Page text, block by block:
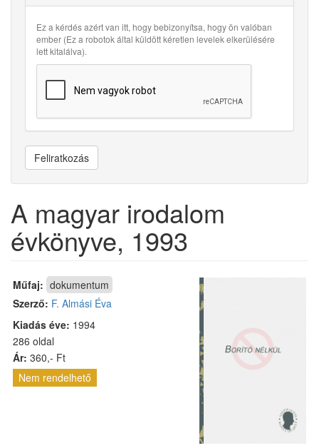
Ez a kérdés azért van itt, hogy bebizonyítsa, hogy ön valóban
ember (Ez a robotok által küldött kéretlen levelek elkerülésére
lett kitalálva).
Feliratkozás
A magyar irodalom
évkönyve, 1993
Műfaj: dokumentum
Szerző: F. Almási Éva
Kiadás éve: 1994
286 oldal
Ár: 360,- Ft
Nem rendelhető